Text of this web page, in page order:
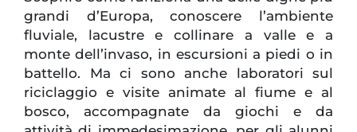
grandi d’Europa, conoscere l’ambiente
fluviale, lacustre e collinare a valle e a
monte dell’invaso, in escursioni a piedi o in
battello. Ma ci sono anche laboratori sul
riciclaggio e visite animate al fiume e al
bosco, accompagnate da giochi e da